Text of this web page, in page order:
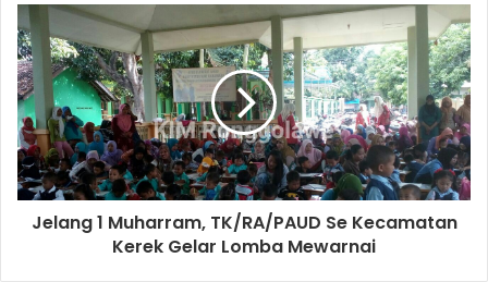
s
s
Jelang 1 Muharram, TK/RA/PAUD Se Kecamatan
Kerek Gelar Lomba Mewarnai